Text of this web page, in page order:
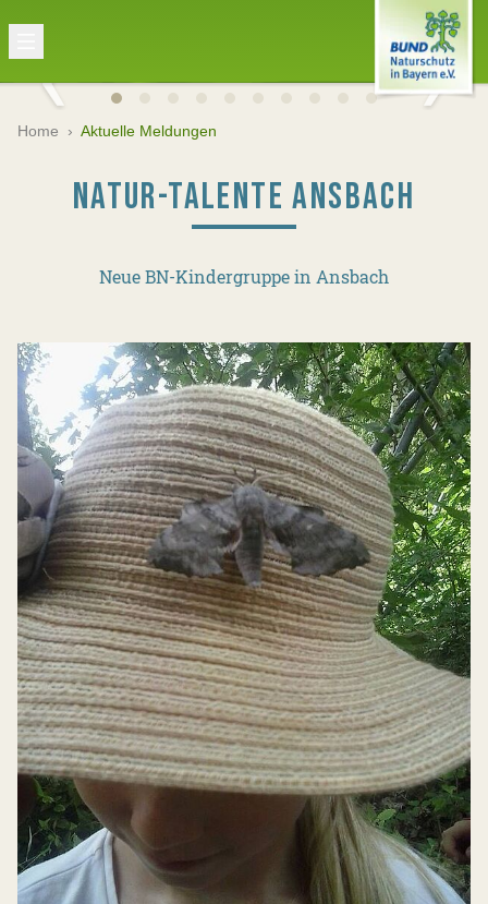
Home › Aktuelle Meldungen
NATUR-TALENTE ANSBACH
Neue BN-Kindergruppe in Ansbach